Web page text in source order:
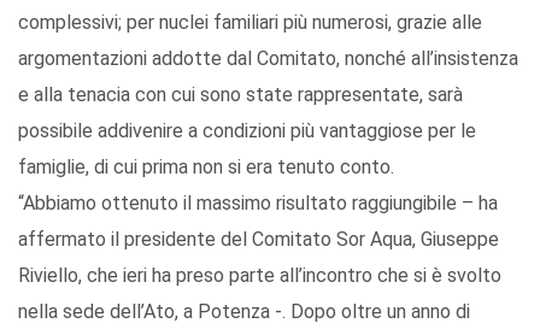
complessivi; per nuclei familiari più numerosi, grazie alle
argomentazioni addotte dal Comitato, nonché all’insistenza
e alla tenacia con cui sono state rappresentate, sarà
possibile addivenire a condizioni più vantaggiose per le
famiglie, di cui prima non si era tenuto conto.
“Abbiamo ottenuto il massimo risultato raggiungibile – ha
affermato il presidente del Comitato Sor Aqua, Giuseppe
Riviello, che ieri ha preso parte all’incontro che si è svolto
nella sede dell’Ato, a Potenza -. Dopo oltre un anno di